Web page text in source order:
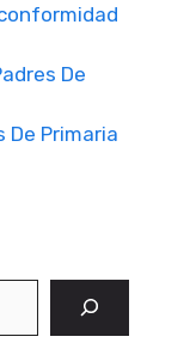
De
De Primaria